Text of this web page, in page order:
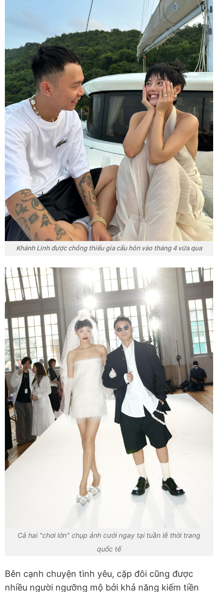
Khánh Linh được chồng thiếu gia cầu hôn vào tháng 4 vừa qua
Cả hai "chơi lớn" chụp ảnh cưới ngay tại tuần lễ thời trang
quốc tế
Bên cạnh chuyện tình yêu, cặp đôi cũng được
nhiều người ngưỡng mộ bởi khả năng kiếm tiền